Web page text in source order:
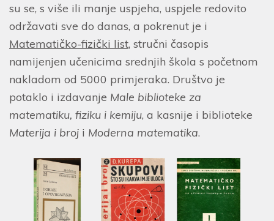
su se, s više ili manje uspjeha, uspjele redovito
održavati sve do danas, a pokrenut je i
Matematičko-fizički list, stručni časopis
namijenjen učenicima srednjih škola s početnom
nakladom od 5000 primjeraka. Društvo je
potaklo i izdavanje Male biblioteke za
matematiku, fiziku i kemiju, a kasnije i biblioteke
Materija i broj i Moderna matematika.